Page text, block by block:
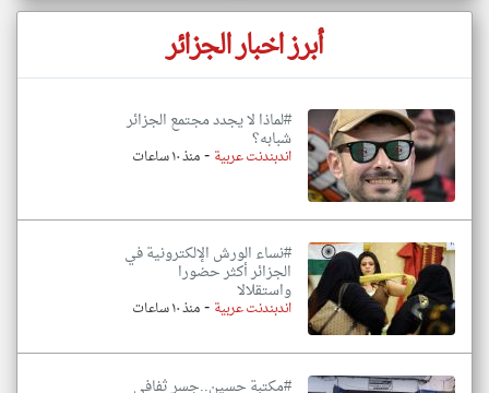
أبرز اخبار الجزائر
#لماذا لا يجدد مجتمع الجزائر
شبابه؟
اندبندنت عربية -منذ ١٠ ساعات
#نساء الورش الإلكترونية في
الجزائر أكثر حضورا
واستقلالا
اندبندنت عربية -منذ ١٠ ساعات
#مكتبة حسين..جسر ثفافي